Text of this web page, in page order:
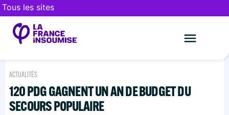
Tous les sites
ACTUALITÉS
120 PDG GAGNENT UN AN DE BUDGET DU
SECOURS POPULAIRE